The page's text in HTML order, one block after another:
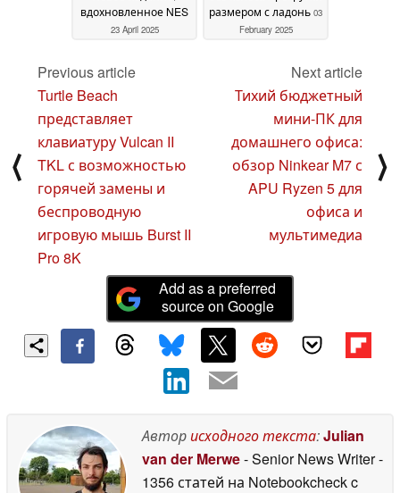
вдохновленное NES
23 April 2025
размером с ладонь 03
February 2025
⟨
Previous article
Turtle Beach
представляет
клавиатуру Vulcan II
TKL с возможностью
горячей замены и
беспроводную
игровую мышь Burst II
Pro 8K
Next article
Тихий бюджетный
мини-ПК для
домашнего офиса:
обзор Ninkear M7 с
APU Ryzen 5 для
офиса и
мультимедиа
⟩
Add as a preferred
source on Google
Авторисходного текста:Julian
van der Merwe- Senior News Writer-
1356 статей на Notebookcheckc